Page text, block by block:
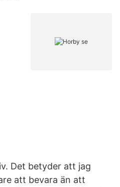
Det betyder att jag
att bevara än att